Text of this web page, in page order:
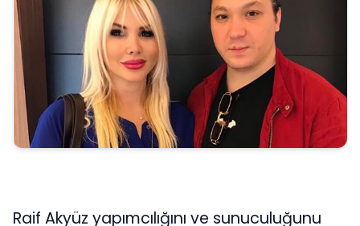
Raif Akyüz yapımcılığını ve sunuculuğunu